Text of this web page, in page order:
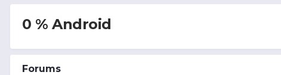
0 % Android
Forums